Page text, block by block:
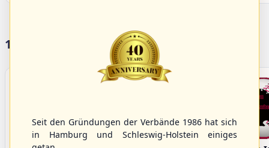
17 Vereine im S/HBV
Seit den Gründungen der Verbände 1986 hat sich
in Hamburg und Schleswig-Holstein einiges